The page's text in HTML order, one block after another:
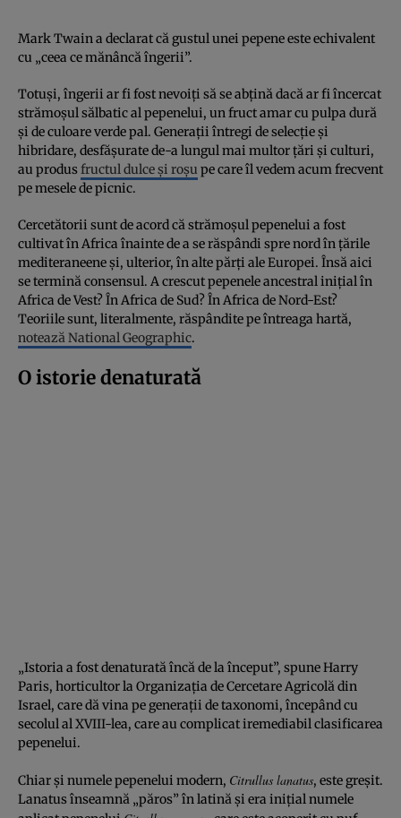
Mark Twain a declarat că gustul unei pepene este echivalent
cu „ceea ce mănâncă îngerii”.
Totuși, îngerii ar fi fost nevoiți să se abțină dacă ar fi încercat
strămoșul sălbatic al pepenelui, un fruct amar cu pulpa dură
și de culoare verde pal. Generații întregi de selecție și
hibridare, desfășurate de-a lungul mai multor țări și culturi,
au produsfructul dulce și roșu pe care îl vedem acum frecvent
pe mesele de picnic.
Cercetătorii sunt de acord că strămoșul pepenelui a fost
cultivat în Africa înainte de a se răspândi spre nord în țările
mediteraneene și, ulterior, în alte părți ale Europei. Însă aici
se termină consensul. A crescut pepenele ancestral inițial în
Africa de Vest? În Africa de Sud? În Africa de Nord-Est?
Teoriile sunt, literalmente, răspândite pe întreaga hartă,
notează National Geographic.
O istorie denaturată
„Istoria a fost denaturată încă de la început”, spune Harry
Paris, horticultor la Organizația de Cercetare Agricolă din
Israel, care dă vina pe generații de taxonomi, începând cu
secolul al XVIII-lea, care au complicat iremediabil clasificarea
pepenelui.
Chiar și numele pepenelui modern, Citrullus lanatus, este greșit.
Lanatus înseamnă „păros” în latină și era inițial numele